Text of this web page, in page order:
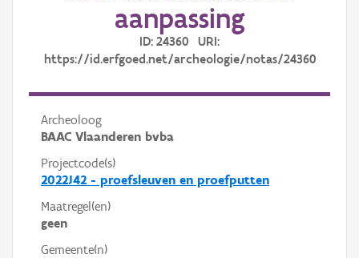
aanpassing
ID: 24360 URI:
https://id.erfgoed.net/archeologie/notas/24360
Archeoloog
BAAC Vlaanderen bvba
Projectcode(s)
2022J42 - proefsleuven en proefputten
Maatregel(en)
geen
Gemeente(n)